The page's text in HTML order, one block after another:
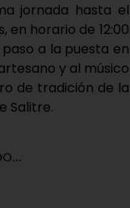
jornada hasta el
en horario de 12:00
paso a la puesta en
y al músico
de tradición de la
Salitre.